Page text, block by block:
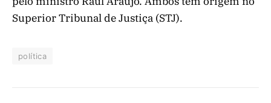
Superior Tribunal de Justiça (STJ).
política